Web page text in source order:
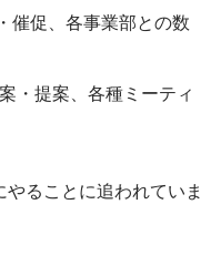
催促、各事業部との数
・提案、各種ミーティ
ることに追われていま